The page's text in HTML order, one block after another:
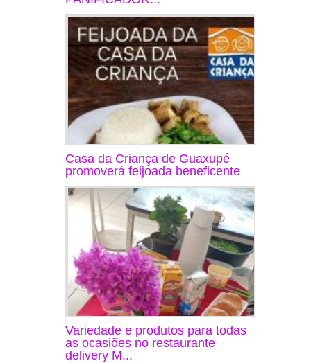
Casa da Criança de Guaxupé
promoverá feijoada beneficente
Variedade e produtos para todas
as ocasiões no restaurante
delivery M...